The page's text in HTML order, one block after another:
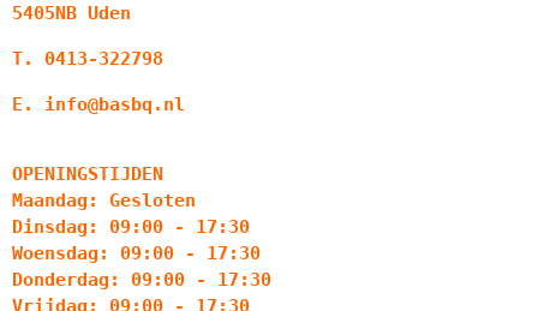
5405NB Uden
T. 0413-322798
E. info@basbq.nl
OPENINGSTIJDEN
Maandag: Gesloten
Dinsdag: 09:00 - 17:30
Woensdag: 09:00 - 17:30
Donderdag: 09:00 - 17:30
Vrijdag: 09:00 - 17:30